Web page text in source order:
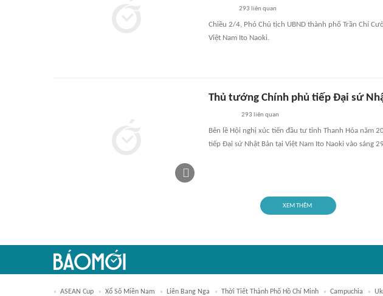
293 liên quan
Chiều 2/4, Phó Chủ tịch UBND thành phố Trần Chí
Việt Nam Ito Naoki.
Thủ tướng Chính phủ tiếp Đại sứ
293 liên quan
Bên lề Hội nghị xúc tiến đầu tư tỉnh Thanh Hóa năm
tiếp Đại sứ Nhật Bản tại Việt Nam Ito Naoki vào sáng
XEM THÊM
ASEAN Cup Xổ Số Miền Nam Liên Bang Nga Thời Tiết Thành Phố Hồ Chí Minh Campuchia